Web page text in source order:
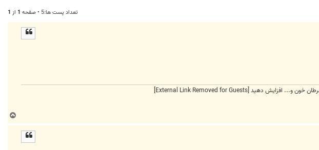
تعداد پست ها:5 • صفحه 1 از 1
[External Link Removed for Guests]
ا